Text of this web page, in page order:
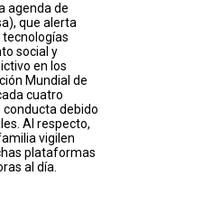
agenda de
que alerta
tecnologías
social y
en los
Mundial de
cuatro
debido
Al respecto,
vigilen
plataformas
al día.